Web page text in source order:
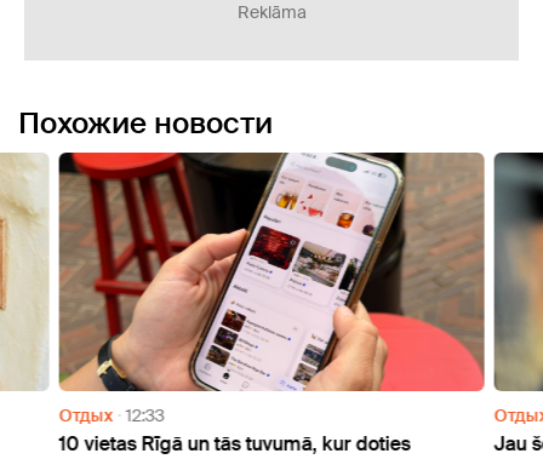
Reklāma
Похожие новости
Отдых 12:33
10 vietas Rīgā un tās tuvumā, kur doties
Jau